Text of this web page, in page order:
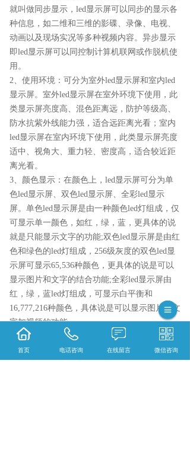
就叫做同步显示，led显示屏可以同步的显示各
种信息，如二维和三维的影碟、录像、电视、
动画以及现场实况等多种视频内容。异步显示
即led显示屏可以同控制计算机联网或作脱机使
用。
2、使用环境：可分为室外led显示屏和室内led
显示屏。室外led显示屏在室外环境下使用，此
类显示屏亮度高、混色距离远，防护等级高、
防水抗紫外线能力强，适合远距离光看；室内
led显示屏在室内环境下使用，此类显示屏亮度
适中、视角大、重力轻、密度高，适合较近距
离光看。
3、颜色显示：在颜色上，led显示屏可分为单
色led显示屏、双色led显示屏、全彩led显示
屏。单色led显示屏是由一种颜色led灯组成，仅
可显示单一颜色，如红，绿，蓝，更具体的说
就是只能显示文字的功能;双色led显示屏是由红
色和绿色的led灯组成，256级灰度的双色led显
示屏可显示65,536种颜色，更具体的说是可以
显示图片和文字的结合功能;全彩led显示屏由
红，绿，蓝led灯组成，可显示白平衡和
16,777,216种颜色，具体说是可以显示图片加文
字加视频的功能。
4、点间距：是指点间距之间的大小。一般情况
下，2mm—4mm之间的用于室内，一般情况
首页 电话咨询 在线留言 微信咨询